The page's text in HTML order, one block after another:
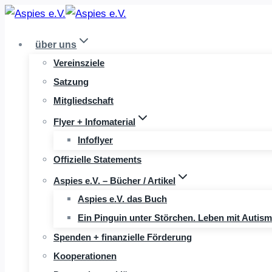
Zum
springenüber uns
Vereinsziele
Satzung
Mitgliedschaft
Flyer + Infomaterial
Infoflyer
Offizielle Statements
Aspies e.V. – Bücher / Artikel
Aspies e.V. das Buch
Ein Pinguin unter Störchen. Leben mit
Spenden + finanzielle Förderung
Kooperationen